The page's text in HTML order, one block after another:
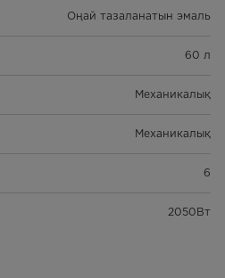
Оңай тазаланатын эмаль
60 л
Механикалық
Механикалық
6
2050Вт